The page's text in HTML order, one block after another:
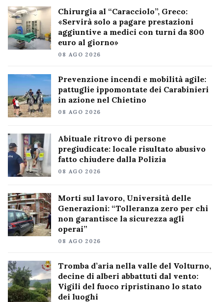
Chirurgia al “Caracciolo”, Greco:
«Servirà solo a pagare prestazioni
aggiuntive a medici con turni da 800
euro al giorno»
08 AGO 2026
Prevenzione incendi e mobilità agile:
pattuglie ippomontate dei Carabinieri
in azione nel Chietino
08 AGO 2026
Abituale ritrovo di persone
pregiudicate: locale risultato abusivo
fatto chiudere dalla Polizia
08 AGO 2026
Morti sul lavoro, Università delle
Generazioni: “Tolleranza zero per chi
non garantisce la sicurezza agli
operai”
08 AGO 2026
Tromba d’aria nella valle del Volturno,
decine di alberi abbattuti dal vento:
Vigili del fuoco ripristinano lo stato
dei luoghi